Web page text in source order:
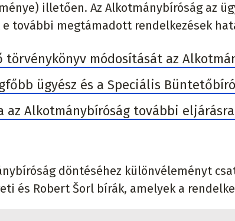
illetően. Az Alkotmánybíróság az
további megtámadott rendelkezések
törvénykönyv módosítását az
ügyész és a Speciális
az Alkotmánybíróság további
döntéséhez különvéleményt
és Robert Šorl bírák, amelyek a